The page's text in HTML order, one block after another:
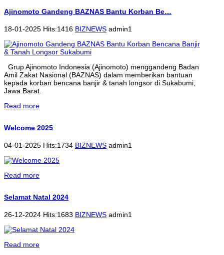
Ajinomoto Gandeng BAZNAS Bantu Korban Be…
18-01-2025 Hits:1416 BIZNEWS admin1
Grup Ajinomoto Indonesia (Ajinomoto) menggandeng Badan
Amil Zakat Nasional (BAZNAS) dalam memberikan bantuan
kepada korban bencana banjir & tanah longsor di Sukabumi,
Jawa Barat.
Read more
Welcome 2025
04-01-2025 Hits:1734 BIZNEWS admin1
Read more
Selamat Natal 2024
26-12-2024 Hits:1683 BIZNEWS admin1
Read more